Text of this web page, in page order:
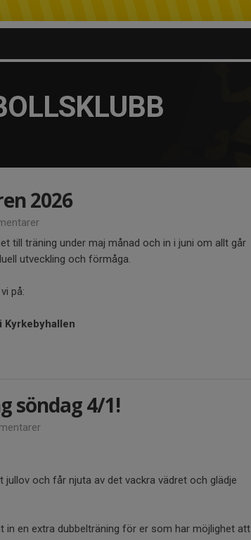
2026
till träning under maj månad och in i juni om allt går
utveckling och förmåga.
på:
Kyrkebyhallen
söndag 4/1!
jullov och får njuta av det vackra vädret och glädje
in en extra dubbelträning för er som har möjlighet att